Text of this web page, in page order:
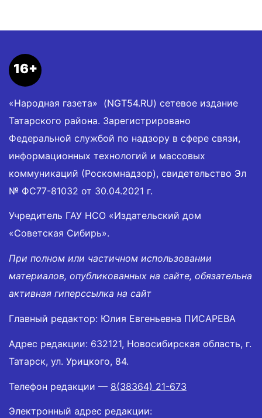
16+
«Народная газета» (NGT54.RU) сетевое издание
Татарского района. Зарегистрировано
Федеральной службой по надзору в сфере связи,
информационных технологий и массовых
коммуникаций (Роскомнадзор), свидетельство Эл
№ ФС77-81032 от 30.04.2021 г.
Учредитель ГАУ НСО «Издательский дом
«Советская Сибирь».
При полном или частичном использовании
материалов, опубликованных на сайте, обязательна
активная гиперссылка на сайт
Главный редактор: Юлия Евгеньевна ПИСАРЕВА
Адрес редакции: 632121, Новосибирская область, г.
Татарск, ул. Урицкого, 84.
Телефон редакции — 8(38364) 21-673
Электронный адрес редакции: